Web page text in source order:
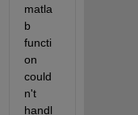
matla
b
functi
on
could
n't
handl